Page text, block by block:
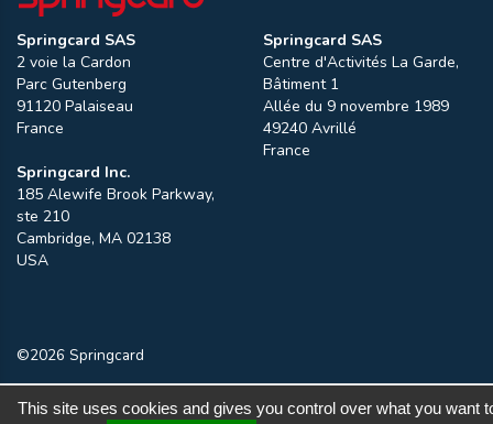
Springcard SAS
2 voie la Cardon
Parc Gutenberg
91120 Palaiseau
France
Springcard SAS
Centre d'Activités La Garde,
Bâtiment 1
Allée du 9 novembre 1989
49240 Avrillé
France
Springcard Inc.
185 Alewife Brook Parkway,
ste 210
Cambridge, MA 02138
USA
©2026 Springcard
This site uses cookies and gives you control over what you want